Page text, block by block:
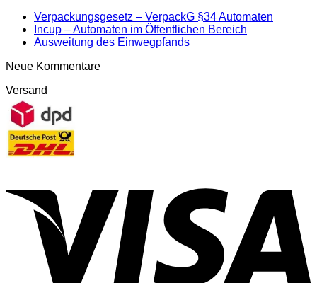
Verpackungsgesetz – VerpackG §34 Automaten
Incup – Automaten im Öffentlichen Bereich
Ausweitung des Einwegpfands
Neue Kommentare
Versand